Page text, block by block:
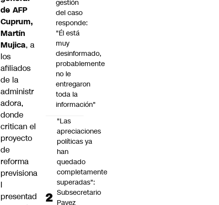
de AFP
Cuprum,
Martín
Mujica, a
los
afiliados
de la
administr
adora,
donde
critican el
proyecto
de
reforma
previsiona
l
presentad
gestión
del caso
responde:
"Él está
muy
desinformado,
probablemente
no le
entregaron
toda la
información"
"Las
apreciaciones
políticas ya
han
quedado
completamente
superadas":
Subsecretario
Pavez